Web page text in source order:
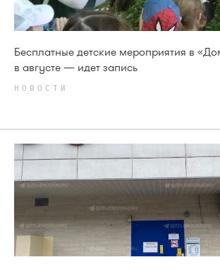
Бесплатные детские мероприятия в
в августе — идет запись
НОВОСТИ